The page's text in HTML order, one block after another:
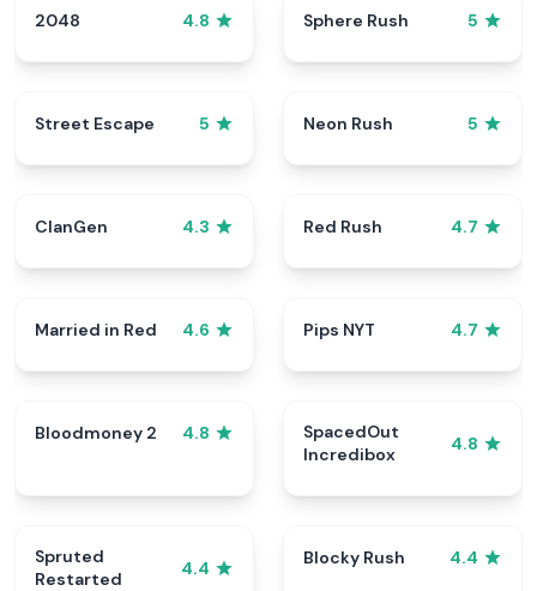
2048 4.8 Sphere Rush 5
Street Escape 5 Neon Rush 5
ClanGen 4.3 Red Rush 4.7
Married in Red 4.6 Pips NYT 4.7
Bloodmoney 2 4.8
SpacedOut
Incredibox
4.8
Spruted
Restarted
4.4
Blocky Rush 4.4